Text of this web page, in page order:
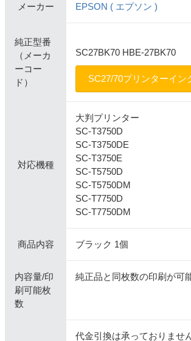
メーカー EPSON ( エプソン )
純正型番
（メーカ
ーコー
ド）
SC27BK70 HBE-27BK70
SC27/70プリンターイン
対応機種
大判プリンター
SC-T3750D
SC-T3750DE
SC-T3750E
SC-T5750D
SC-T5750DM
SC-T7750D
SC-T7750DM
商品内容 ブラック 1個
内容量/印
刷可能枚
数
純正品と同枚数の印刷が可
代金引換は承っておりません